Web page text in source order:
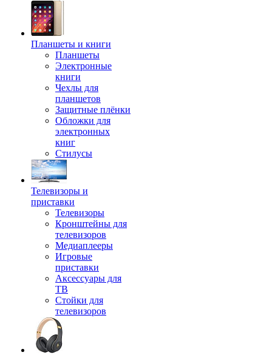
Планшеты и книги
Планшеты
Электронные
книги
Чехлы для
планшетов
Защитные плёнки
Обложки для
электронных
книг
Стилусы
Телевизоры и
приставки
Телевизоры
Кронштейны для
телевизоров
Медиаплееры
Игровые
приставки
Аксессуары для
ТВ
Стойки для
телевизоров